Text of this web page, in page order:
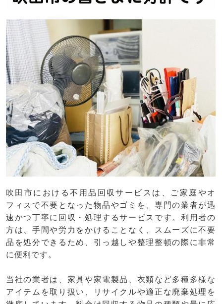
吹田市における不用品回収サービスは、ご家庭やオ
フィスで不要となった物品やゴミを、専門の業者が迅
速かつ丁寧に回収・処理するサービスです。利用者の
方は、手間や労力をかけることなく、スムーズに不要
品を処分できるため、引っ越しや整理整頓の際に非常
に便利です。
当社の業者は、家具や家電製品、衣類など多種多様な
アイテムを取り扱い、リサイクルや適正な廃棄処理を